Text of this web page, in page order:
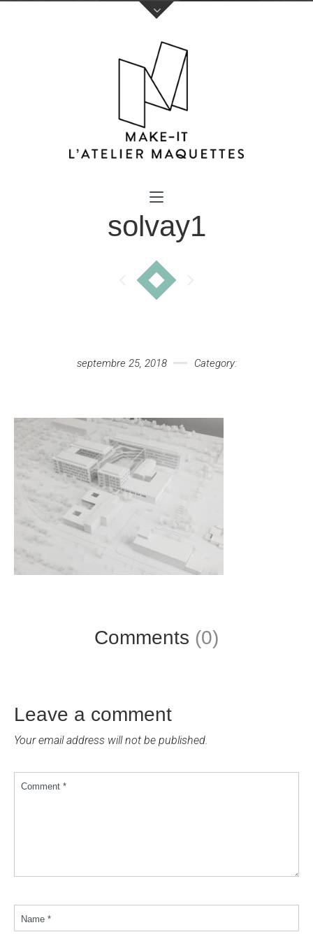
Votre nom (obligatoire)
Votre e-mail (obligatoire)
Votre message
solvay1
septembre 25, 2018 Category:
Comments (0)
Leave a comment
Your email address will not be published.
Comment *
Name *